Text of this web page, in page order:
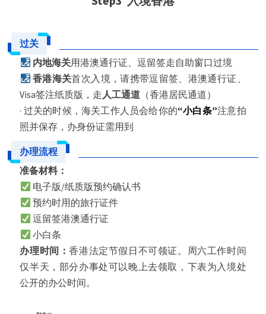
过关
内地海关用港澳通行证、逗留签走自助窗口过境
香港海关首次入境，请携带逗留签、港澳通行证、
Visa签注纸质版，走人工通道 （香港居民通道）
· 过关的时候，海关工作人员会给你的“小白条”注意拍
照并保存，办身份证需用到
办理流程
准备材料：
电子版/纸质版预约确认书
预约时用的旅行证件
逗留签港澳通行证
小白条
办理时间：香港法定节假日不可领证。周六工作时间
仅半天，部分办事处可以晚上去领取，下表为入境处
公开的办公时间。